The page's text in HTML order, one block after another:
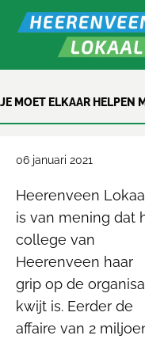
JE MOET ELKAAR HELPEN
06 januari 2021
Heerenveen
is van mening dat
college van
Heerenveen haar
grip op de
kwijt is. Eerder de
affaire van 2